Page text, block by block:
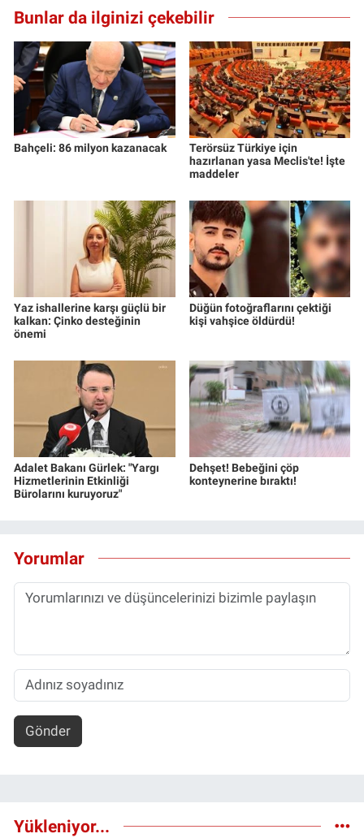
Bunlar da ilginizi çekebilir
Bahçeli: 86 milyon kazanacak
Terörsüz Türkiye için
hazırlanan yasa Meclis'te! İşte
maddeler
Yaz ishallerine karşı güçlü bir
kalkan: Çinko desteğinin
önemi
Düğün fotoğraflarını çektiği
kişi vahşice öldürdü!
Adalet Bakanı Gürlek: "Yargı
Hizmetlerinin Etkinliği
Bürolarını kuruyoruz"
Dehşet! Bebeğini çöp
konteynerine bıraktı!
Yorumlar
Gönder
Yükleniyor...